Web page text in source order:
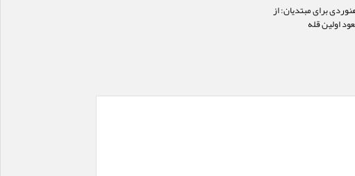
برای مبتدیان: از
اولین قله